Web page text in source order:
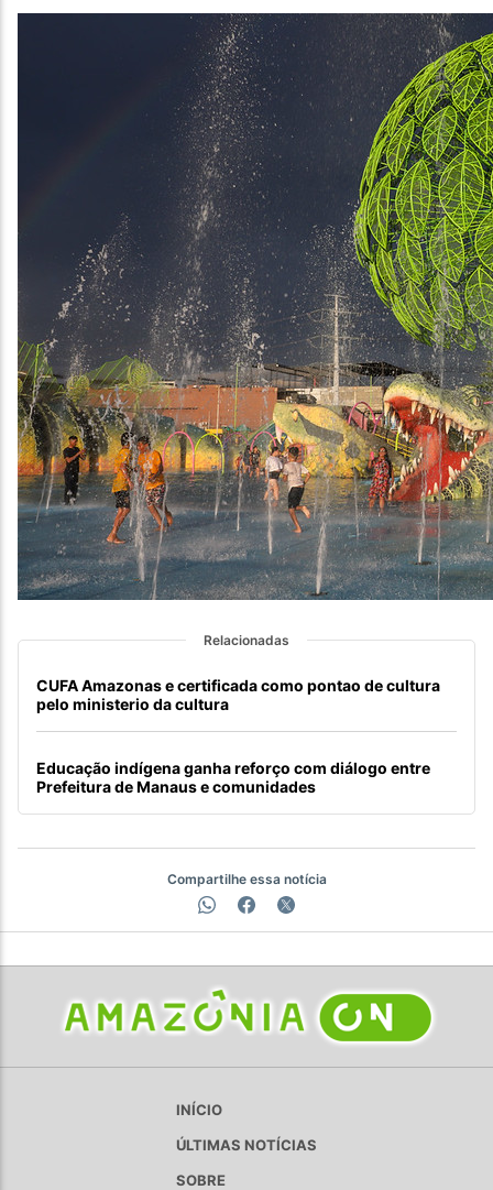
Relacionadas
CUFA Amazonas e certificada como pontao de cultura
pelo ministerio da cultura
Educação indígena ganha reforço com diálogo entre
Prefeitura de Manaus e comunidades
Compartilhe essa notícia
INÍCIO
ÚLTIMAS NOTÍCIAS
SOBRE